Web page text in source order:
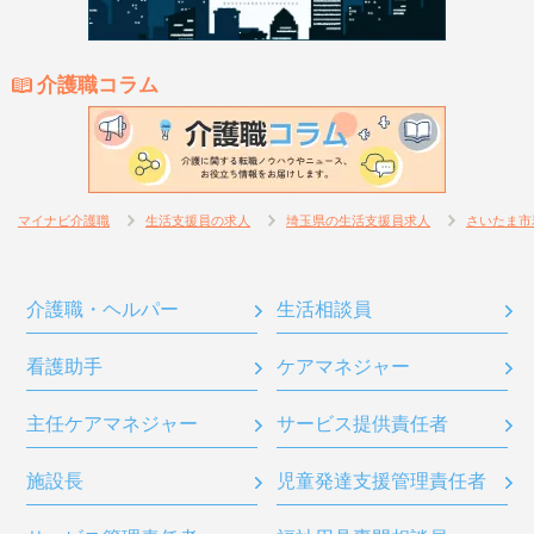
介護職コラム
マイナビ介護職 生活支援員の求人 埼玉県の生活支援員求人 さいたま
介護職・ヘルパー 生活相談員
看護助手 ケアマネジャー
主任ケアマネジャー サービス提供責任者
施設長 児童発達支援管理責任者